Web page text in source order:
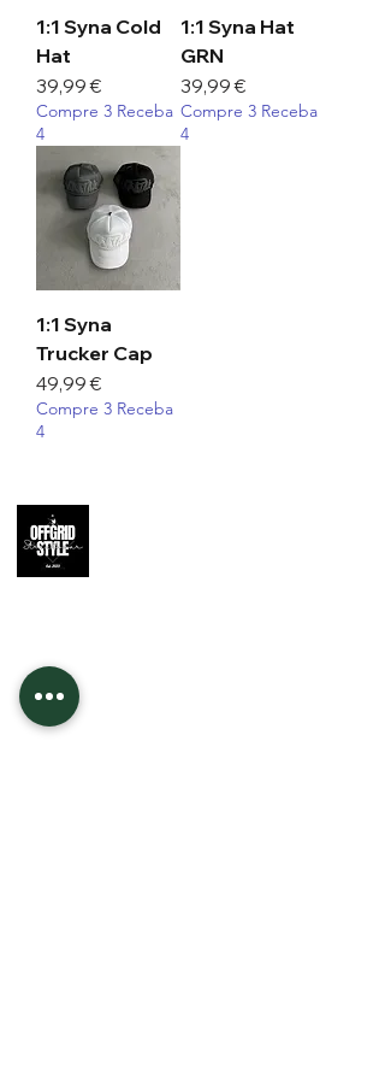
1:1 Syna Cold
Hat
Preço
39,99 €
Compre 3 Receba
4
1:1 Syna Hat
GRN
Preço
39,99 €
Compre 3 Receba
4
1:1 Syna
Trucker Cap
Preço
49,99 €
Compre 3 Receba
4
Contato